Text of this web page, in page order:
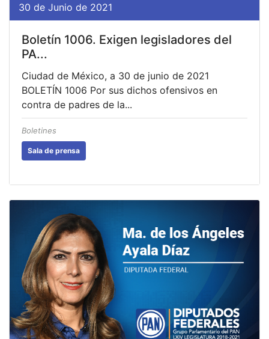
30 de Junio de 2021
Boletín 1006. Exigen legisladores del
PA...
Ciudad de México, a 30 de junio de 2021
BOLETÍN 1006 Por sus dichos ofensivos en
contra de padres de la...
Boletines
Sala de prensa